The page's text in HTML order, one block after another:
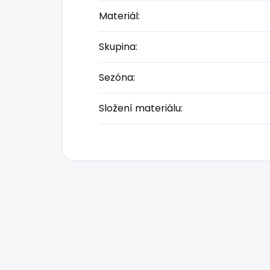
Materiál:
Skupina:
Sezóna:
Složení materiálu: